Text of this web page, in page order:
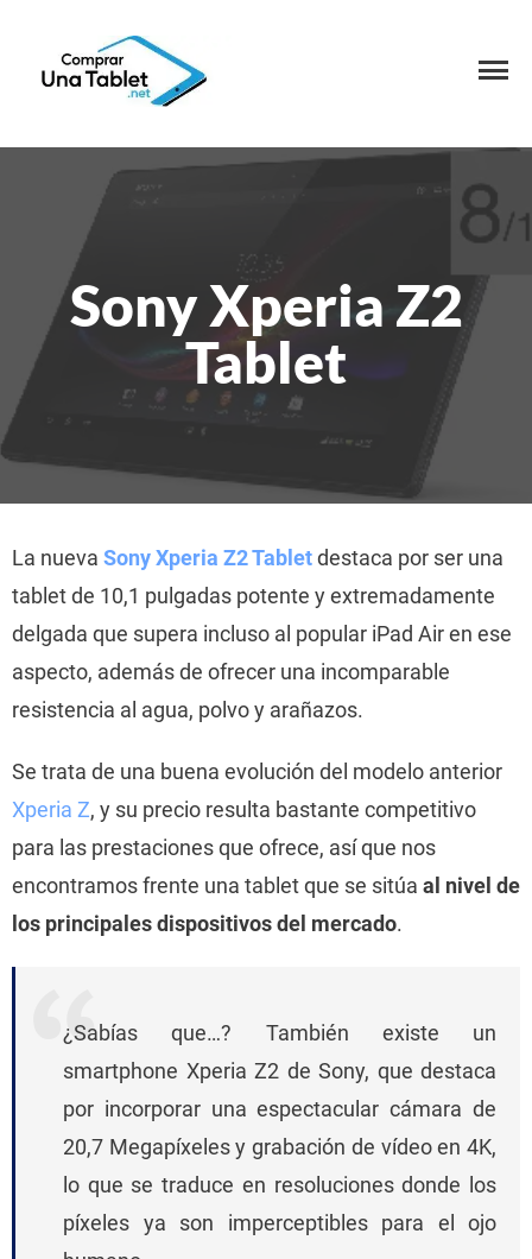
Sony Xperia Z2
Tablet
La nueva Sony Xperia Z2 Tabletdestaca por ser una
tablet de 10,1 pulgadas potente y extremadamente
delgada que supera incluso al popular iPad Air en ese
aspecto, además de ofrecer una incomparable
resistencia al agua, polvo y arañazos.
Se trata de una buena evolución del modelo anterior
Xperia Z, y su precio resulta bastante competitivo
para las prestaciones que ofrece, así que nos
encontramos frente una tablet que se sitúa al nivel de
los principales dispositivos del mercado.
¿Sabías que…? También existe un
smartphone Xperia Z2 de Sony, que destaca
por incorporar una espectacular cámara de
20,7 Megapíxeles y grabación de vídeo en 4K,
lo que se traduce en resoluciones donde los
píxeles ya son imperceptibles para el ojo